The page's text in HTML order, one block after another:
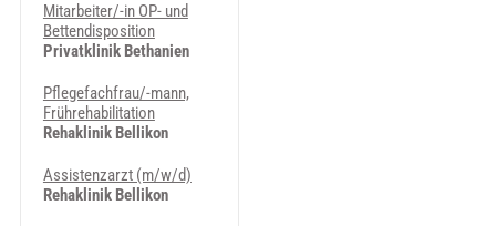
Mitarbeiter/-in OP- und
Bettendisposition
Privatklinik Bethanien
Pflegefachfrau/-mann,
Frührehabilitation
Rehaklinik Bellikon
Assistenzarzt (m/w/d)
Rehaklinik Bellikon